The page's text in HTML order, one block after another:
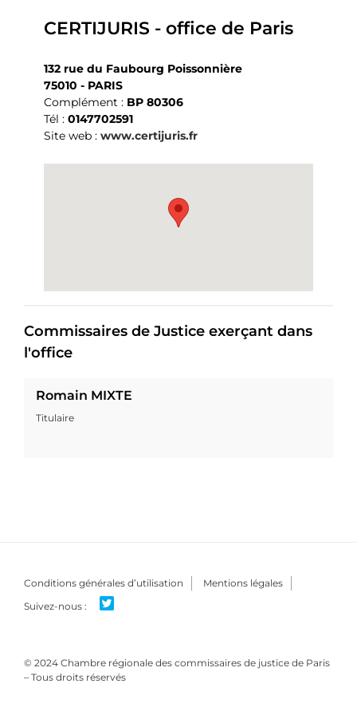
CERTIJURIS - office de Paris
132 rue du Faubourg Poissonnière
75010 - PARIS
Complément : BP 80306
Tél : 0147702591
Site web : www.certijuris.fr
Commissaires de Justice exerçant dans
l'office
Romain MIXTE
Titulaire
Conditions générales d’utilisation Mentions légales
© 2024 Chambre régionale des commissaires de justice de Paris
– Tous droits réservés